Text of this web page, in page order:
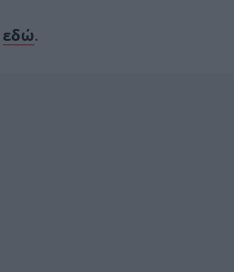
εδώ.